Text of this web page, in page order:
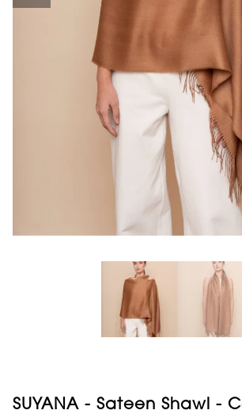
SUYANA - Sateen Shawl -